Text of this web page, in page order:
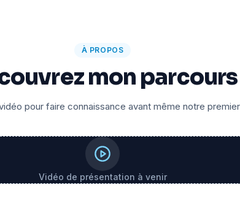
À PROPOS
mon parcours
pour faire connaissance avant même notre
Vidéo de présentation à venir